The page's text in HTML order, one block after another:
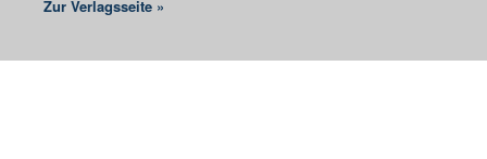
Zur Verlagsseite »